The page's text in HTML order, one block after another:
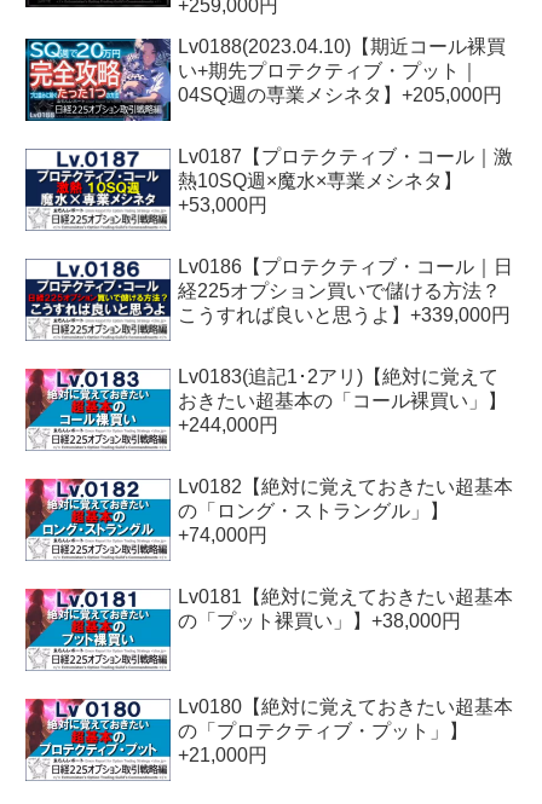
+259,000円
Lv0188(2023.04.10)【期近コール裸買
い+期先プロテクティブ・プット｜
04SQ週の専業メシネタ】+205,000円
Lv0187【プロテクティブ・コール｜激
熱10SQ週×魔水×専業メシネタ】
+53,000円
Lv0186【プロテクティブ・コール｜日
経225オプション買いで儲ける方法？
こうすれば良いと思うよ】+339,000円
Lv0183(追記1･2アリ)【絶対に覚えて
おきたい超基本の「コール裸買い」】
+244,000円
Lv0182【絶対に覚えておきたい超基本
の「ロング・ストラングル」】
+74,000円
Lv0181【絶対に覚えておきたい超基本
の「プット裸買い」】+38,000円
Lv0180【絶対に覚えておきたい超基本
の「プロテクティブ・プット」】
+21,000円